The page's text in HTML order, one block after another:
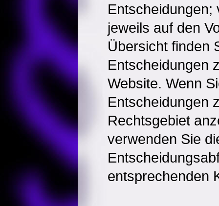
Entscheidungen;
jeweils auf den
Übersicht finden
Entscheidungen
Website. Wenn
Entscheidungen
Rechtsgebiet
verwenden Sie
entsprechenden